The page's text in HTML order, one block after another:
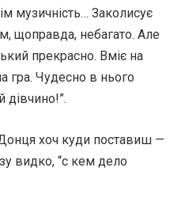
музичність… Заколисує
щоправда, небагато. Але
прекрасно. Вміє на
гра. Чудесно в нього
дівчино!”.
хоч куди поставиш —
видко, “с кем дело